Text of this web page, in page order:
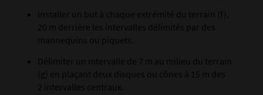
Installer un but à chaque extrémité du terrain (f),
20 m derrière les intervalles délimités par des
mannequins ou piquets.
Délimiter un intervalle de 7 m au milieu du terrain
(g) en plaçant deux disques ou cônes à 15 m des
2 intervalles centraux.